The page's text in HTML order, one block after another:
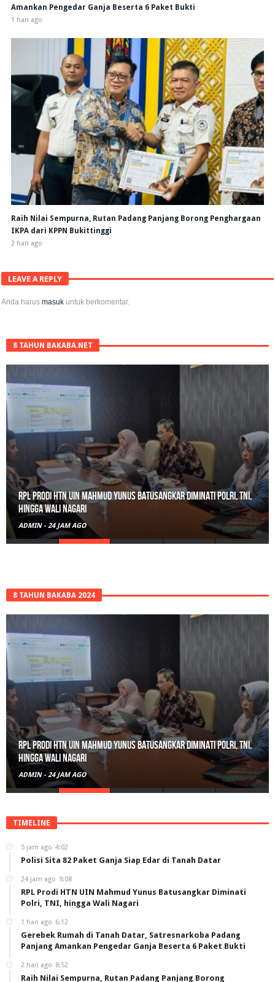
Amankan Pengedar Ganja Beserta 6 Paket Bukti
1 hari ago
Raih Nilai Sempurna, Rutan Padang Panjang Borong Penghargaan
IKPA dari KPPN Bukittinggi
2 hari ago
LEAVE A REPLY
Anda harusmasuk untuk berkomentar.
8 TAHUN BAKABA.NET
RPL Prodi HTN UIN Mahmud Yunus Batusangkar Diminati Polri, TNI,
hingga Wali Nagari
ADMIN - 24 JAM AGO
8 TAHUN BAKABA 2024
RPL Prodi HTN UIN Mahmud Yunus Batusangkar Diminati Polri, TNI,
hingga Wali Nagari
ADMIN - 24 JAM AGO
TIMELINE
5 jam ago 4:02
Polisi Sita 82 Paket Ganja Siap Edar di Tanah Datar
24 jam ago 9:08
RPL Prodi HTN UIN Mahmud Yunus Batusangkar Diminati
Polri, TNI, hingga Wali Nagari
1 hari ago 6:12
Gerebek Rumah di Tanah Datar, Satresnarkoba Padang
Panjang Amankan Pengedar Ganja Beserta 6 Paket Bukti
2 hari ago 8:52
Raih Nilai Sempurna, Rutan Padang Panjang Borong